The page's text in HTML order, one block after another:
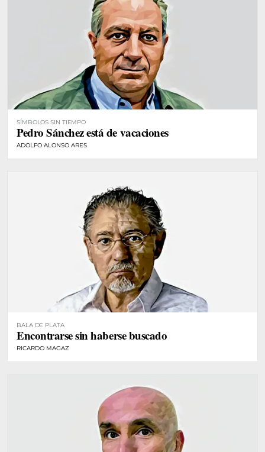
SÍMBOLOS SIN TIEMPO
Pedro Sánchez está de vacaciones
ADOLFO ALONSO ARES
BALA DE PLATA
Encontrarse sin haberse buscado
RICARDO MAGAZ